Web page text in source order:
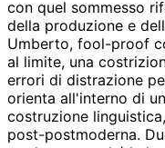
con quel sommesso
della produzione e
Umberto, fool-proof
al limite, una
errori di distrazione
orienta all'interno di
costruzione
post-postmoderna.